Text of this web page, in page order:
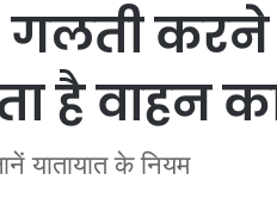
है वाहन
यातायात के नियम